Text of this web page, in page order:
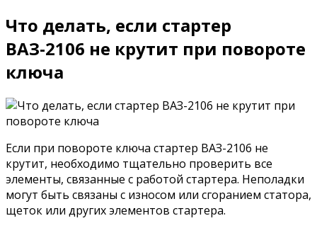
Что делать, если стартер
ВАЗ-2106 не крутит при повороте
ключа
Если при повороте ключа стартер ВАЗ-2106 не
крутит, необходимо тщательно проверить все
элементы, связанные с работой стартера. Неполадки
могут быть связаны с износом или сгоранием статора,
щеток или других элементов стартера.